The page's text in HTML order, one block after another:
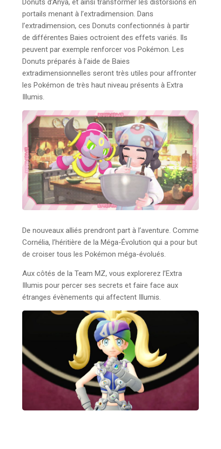
Donuts d’Anya, et ainsi transformer les distorsions en
portails menant à l’extradimension. Dans
l’extradimension, ces Donuts confectionnés à partir
de différentes Baies octroient des effets variés. Ils
peuvent par exemple renforcer vos Pokémon. Les
Donuts préparés à l’aide de Baies
extradimensionnelles seront très utiles pour affronter
les Pokémon de très haut niveau présents à Extra
Illumis.
De nouveaux alliés prendront part à l’aventure. Comme
Cornélia, l’héritière de la Méga-Évolution qui a pour but
de croiser tous les Pokémon méga-évolués.
Aux côtés de la Team MZ, vous explorerez l’Extra
Illumis pour percer ses secrets et faire face aux
étranges évènements qui affectent Illumis.